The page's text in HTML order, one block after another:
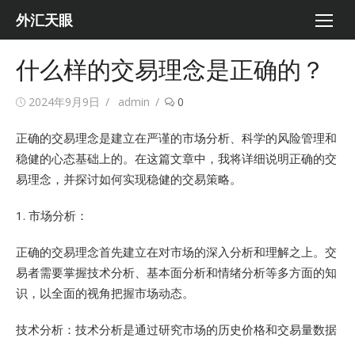
Skip
外汇天眼
什么样的交易理念是正确的？
Posted
2024年9月9日 Author
admin 0
正确的交易理念是建立在严谨的市场分析、科学的风险管理和
稳健的心态基础上的。在这篇文章中，我将详细说明正确的交
易理念，并探讨如何实现稳健的交易策略。
1. 市场分析：
正确的交易理念首先建立在对市场的深入分析和理解之上。交
易者需要掌握技术分析、基本面分析和情绪分析等多方面的知
识，以全面的视角把握市场动态。
技术分析：技术分析是通过研究市场的历史价格和交易量数据